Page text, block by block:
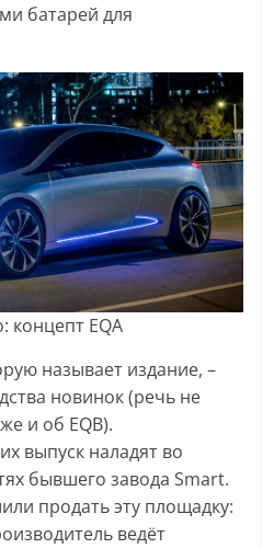
батарей для
концепт EQA
называет издание, –
новинок (речь не
и об EQB).
выпуск наладят во
бывшего завода Smart.
продать эту площадку:
ведёт